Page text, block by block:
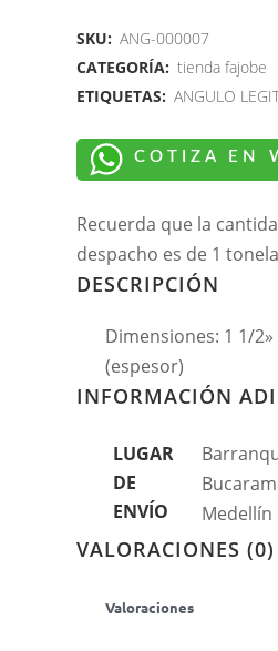
SKU: ANG-000007
CATEGORÍA: tienda fajobe
ETIQUETAS: ANGULO
COTIZA EN
Recuerda que la
despacho es de 1
DESCRIPCIÓN
Dimensiones: 1 1/2»
(espesor)
INFORMACIÓN
LUGAR
DE
ENVÍO
Medellín
VALORACIONES (0)
Valoraciones